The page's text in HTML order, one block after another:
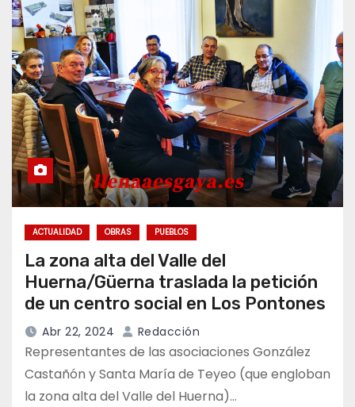
ACTUALIDAD OBRAS PUEBLOS
La zona alta del Valle del
Huerna/Güerna traslada la petición
de un centro social en Los Pontones
Abr 22, 2024 Redacción
Representantes de las asociaciones González
Castañón y Santa María de Teyeo (que engloban
la zona alta del Valle del Huerna)…